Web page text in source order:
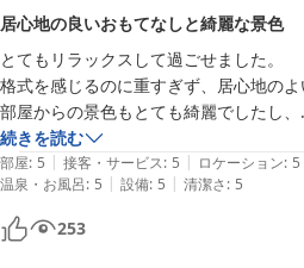
お庭に出て頂ければ竹島をご覧頂ける
また、ご夕食のフランス料理、ならび
った」とのお言葉を頂戴し、料理長を
の励みとなっております。
春にはつつじも咲き誇り庭園の趣も一
季節にもお越しいただけましたら幸い
居心地の良いおもてなしと綺麗な景色
とてもリラックスして過ごせました。
格式を感じるのに重すぎず、居心地のよ
部屋からの景色もとても綺麗でしたし、
お食事も地産のものなどを取り入れ、旅
た。
リニューアルしたら、また行ってみたい
続きを読む
部屋: 5 | 接客・サービス: 5 | ロケーション: 5
温泉・お風呂: 5 | 設備: 5 | 清潔さ: 5
253